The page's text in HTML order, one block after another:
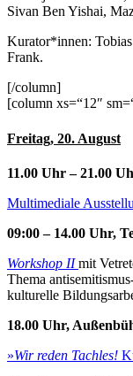
Sivan Ben Yishai,
Kurator*innen:
Frank.
[/column]
[column xs=“12″
Freitag, 20. August
11.00 Uhr – 21.00
Multimediale
09:00 – 14.00 Uhr,
Workshop IImit
Thema
kulturelle
18.00 Uhr,
»Wir reden Tachles!